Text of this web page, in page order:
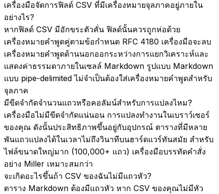
เครื่องมือจัดการฟิลด์ CSV ที่มีเครื่องหมายจุลภาคอยู่ภายใน
อย่างไร?
หากฟิลด์ CSV มีอักขระตัวคั่น ฟิลด์นั้นควรถูกห่อด้วย
เครื่องหมายคำพูดคู่ตามข้อกำหนด RFC 4180 เครื่องมือจะลบ
เครื่องหมายคำพูดด้านนอกออกระหว่างการแยกวิเคราะห์และ
แสดงค่าธรรมดาภายในเซลล์ Markdown รูปแบบ Markdown
แบบ pipe-delimited ไม่จำเป็นต้องใส่เครื่องหมายคำพูดสำหรับ
จุลภาค
มีขีดจำกัดจำนวนแถวหรือคอลัมน์สำหรับการแปลงไหม?
เครื่องมือไม่มีขีดจำกัดแน่นอน การแปลงทำงานในเบราว์เซอร์
ของคุณ ดังนั้นประสิทธิภาพขึ้นอยู่กับอุปกรณ์ ตารางที่มีหลาย
พันแถวแปลงได้ในเวลาไม่ถึงวินาทีบนฮาร์ดแวร์ทันสมัย สำหรับ
ไฟล์ขนาดใหญ่มาก (100,000+ แถว) เครื่องมือบรรทัดคำสั่ง
อย่าง Miller เหมาะสมกว่า
จะเกิดอะไรขึ้นถ้า CSV ของฉันไม่มีแถวหัว?
ตาราง Markdown ต้องมีแถวหัว หาก CSV ของคุณไม่มีหัว